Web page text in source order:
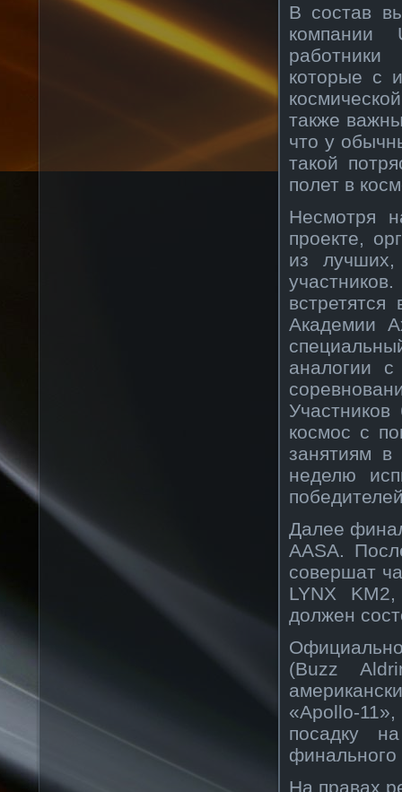
В состав
компании
которые с
также
что у
такой
полет в
Несмотря
проекте,
из лучших,
Академии
аналогии
Участников
космос с
занятиям
неделю
Далее
AASA.
совершат
LYNX
должен
(Buzz
«Apollo-
посадку
На правах